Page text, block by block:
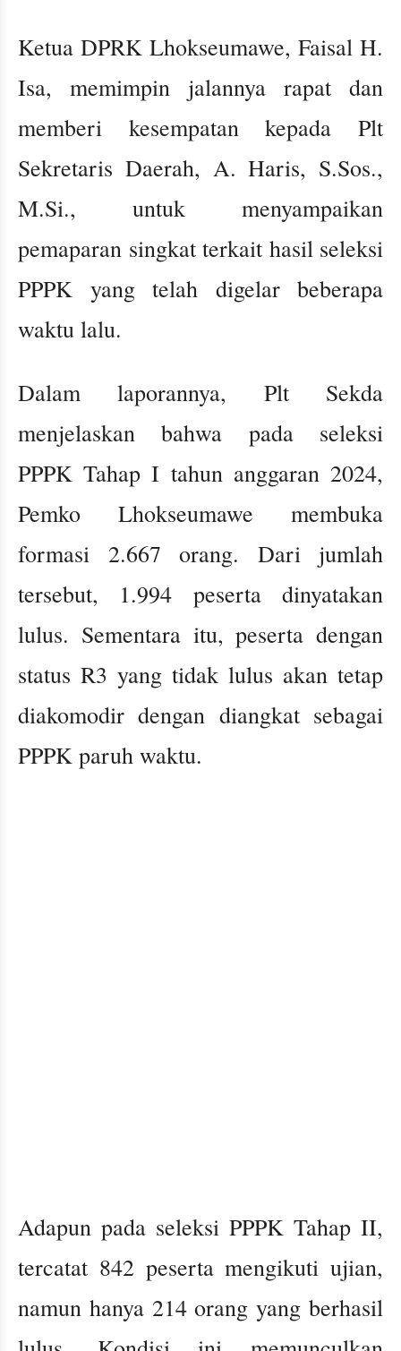
Ketua DPRK Lhokseumawe, Faisal H.
Isa, memimpin jalannya rapat dan
memberi kesempatan kepada Plt
Sekretaris Daerah, A. Haris, S.Sos.,
M.Si., untuk menyampaikan
pemaparan singkat terkait hasil seleksi
PPPK yang telah digelar beberapa
waktu lalu.
Dalam laporannya, Plt Sekda
menjelaskan bahwa pada seleksi
PPPK Tahap I tahun anggaran 2024,
Pemko Lhokseumawe membuka
formasi 2.667 orang. Dari jumlah
tersebut, 1.994 peserta dinyatakan
lulus. Sementara itu, peserta dengan
status R3 yang tidak lulus akan tetap
diakomodir dengan diangkat sebagai
PPPK paruh waktu.
Adapun pada seleksi PPPK Tahap II,
tercatat 842 peserta mengikuti ujian,
namun hanya 214 orang yang berhasil